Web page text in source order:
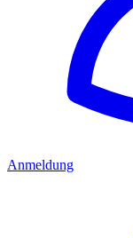
Anmeldung